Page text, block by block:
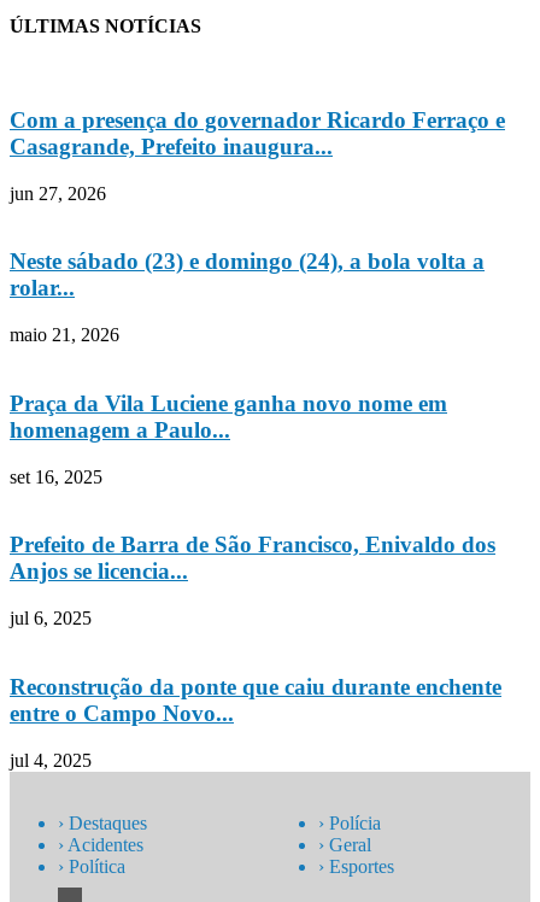
ÚLTIMAS NOTÍCIAS
Com a presença do governador Ricardo Ferraço e
Casagrande, Prefeito inaugura...
jun 27, 2026
Neste sábado (23) e domingo (24), a bola volta a
rolar...
maio 21, 2026
Praça da Vila Luciene ganha novo nome em
homenagem a Paulo...
set 16, 2025
Prefeito de Barra de São Francisco, Enivaldo dos
Anjos se licencia...
jul 6, 2025
Reconstrução da ponte que caiu durante enchente
entre o Campo Novo...
jul 4, 2025
› Destaques
› Acidentes
› Política
› Polícia
› Geral
› Esportes